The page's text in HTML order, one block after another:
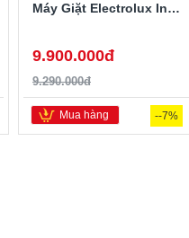
Máy Giặt Electrolux Inverter 10 Kg EWF1024D3WB
9.900.000đ
9.290.000đ
--7%
Mua hàng